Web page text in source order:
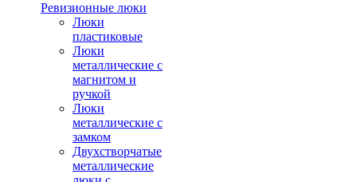
Ревизионные люки
Люки
пластиковые
Люки
металлические с
магнитом и
ручкой
Люки
металлические с
замком
Двухстворчатые
металлические